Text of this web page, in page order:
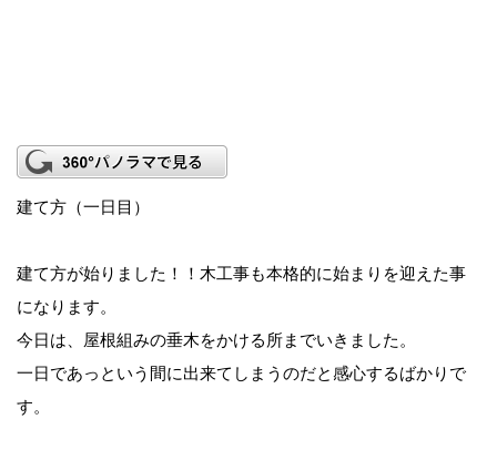
建て方（一日目）
建て方が始りました！！木工事も本格的に始まりを迎えた事
になります。
今日は、屋根組みの垂木をかける所までいきました。
一日であっという間に出来てしまうのだと感心するばかりで
す。